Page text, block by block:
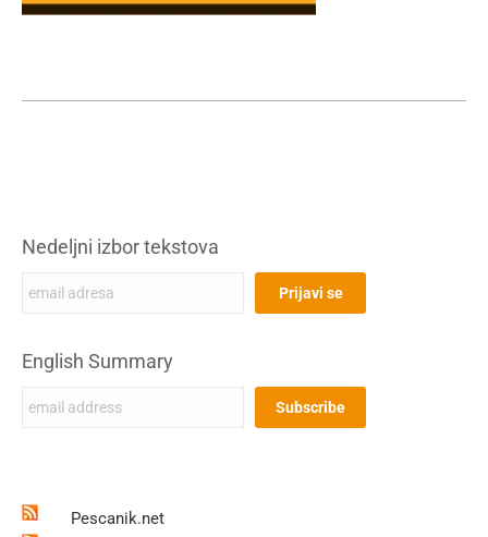
Nedeljni izbor tekstova
English Summary
Pescanik.net